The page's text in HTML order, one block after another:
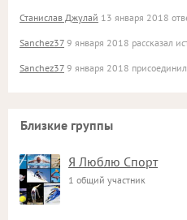
Станислав Джулай 13 января 2018
Sanchez37 9 января 2018 рассказал
Sanchez37 9 января 2018
Близкие группы
Я Люблю Спорт
1 общий участник